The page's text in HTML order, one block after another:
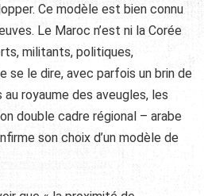
Ce modèle est bien connu
Le Maroc n’est ni la Corée
militants, politiques,
se le dire, avec parfois un brin de
royaume des aveugles, les
double cadre régional – arabe
son choix d’un modèle de